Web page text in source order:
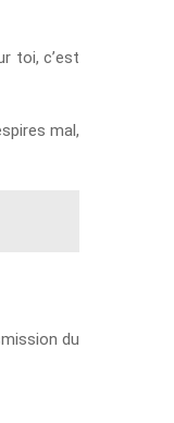
toi, c’est
mal,
du